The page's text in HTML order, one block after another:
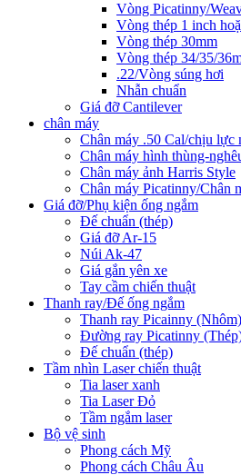
Vòng Picatinny/
Vòng thép 1 inch
Vòng thép 30mm
Vòng thép 34/35/
.22/Vòng súng hơi
Nhẫn chuẩn
Giá đỡ Cantilever
chân máy
Chân máy .50 Cal/chịu lực
Chân máy hình thùng-
Chân máy ảnh Harris Style
Chân máy Picatinny/Chân
Giá đỡ/Phụ kiện ống ngắm
Đế chuẩn (thép)
Giá đỡ Ar-15
Núi Ak-47
Giá gắn yên xe
Tay cầm chiến thuật
Thanh ray/Đế ống ngắm
Thanh ray Picainny (Nhôm)
Đường ray Picatinny
Đế chuẩn (thép)
Tầm nhìn Laser chiến thuật
Tia laser xanh
Tia Laser Đỏ
Tầm ngắm laser
Bộ vệ sinh
Phong cách Mỹ
Phong cách Châu Âu